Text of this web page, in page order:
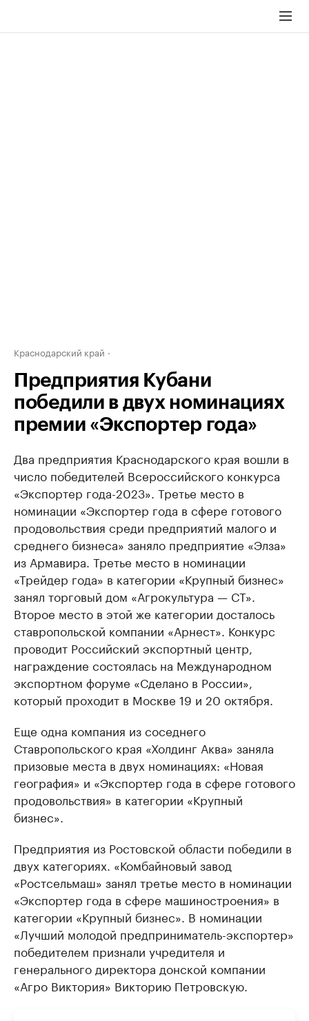
Краснодарский край
Предприятия Кубани
победили в двух номинациях
премии «Экспортер года»
Два предприятия Краснодарского края вошли в
число победителей Всероссийского конкурса
«Экспортер года-2023». Третье место в
номинации «Экспортер года в сфере готового
продовольствия среди предприятий малого и
среднего бизнеса» заняло предприятие «Элза»
из Армавира. Третье место в номинации
«Трейдер года» в категории «Крупный бизнес»
занял торговый дом «Агрокультура — СТ».
Второе место в этой же категории досталось
ставропольской компании «Арнест». Конкурс
проводит Российский экспортный центр,
награждение состоялась на Международном
экспортном форуме «Сделано в России»,
который проходит в Москве 19 и 20 октября.
Еще одна компания из соседнего
Ставропольского края «Холдинг Аква» заняла
призовые места в двух номинациях: «Новая
география» и «Экспортер года в сфере готового
продовольствия» в категории «Крупный
бизнес».
Предприятия из Ростовской области победили в
двух категориях. «Комбайновый завод
«Ростсельмаш» занял третье место в номинации
«Экспортер года в сфере машиностроения» в
категории «Крупный бизнес». В номинации
«Лучший молодой предприниматель-экспортер»
победителем признали учредителя и
генерального директора донской компании
«Агро Виктория» Викторию Петровскую.